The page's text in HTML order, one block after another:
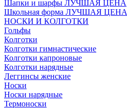
Шапки и шарфы ЛУЧШАЯ ЦЕНА
Школьная форма ЛУЧШАЯ ЦЕНА
НОСКИ И КОЛГОТКИ
Гольфы
Колготки
Колготки гимнастические
Колготки капроновые
Колготки нарядные
Леггинсы женские
Носки
Носки нарядные
Термоноски